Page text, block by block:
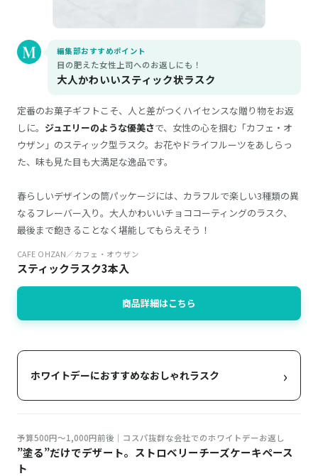
編集部おすすめポイント
目の肥えた女性上司へのお返しにも！
大人かわいいスティック状ラスク
定番のお菓子ギフトこそ、人と差がつくハイセンスな贈り物をお返
しに。 ジュエリーのような優美さで、女性の心を掴む「カフェ・オ
ウザン」のスティック型ラスク。お花やドライフルーツをあしらっ
た、味も見た目も大満足な逸品です。
春らしいデザインの筒パッケージには、カラフルで楽しい3種類の異
なるフレーバー入り。大人かわいいチョココーティングのラスク、
最後まで飽きることなく堪能してもらえそう！
CAFE OHZAN／カフェ・オウザン
スティックラスク3本入
商品詳細はこちら
ホワイトデーにおすすめなおしゃれラスク ›
予算500円～1,000円前後｜コスパ抜群な会社でのホワイトデーお返し
”塗る”だけでデザート。ストロベリーチーズケーキペース
ト